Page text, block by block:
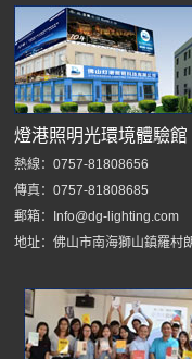
燈港照明光環境體驗館
熱線：0757-81808656
傳真：0757-81808685
郵箱：Info@dg-lighting.com
地址：佛山市南海獅山鎮羅村